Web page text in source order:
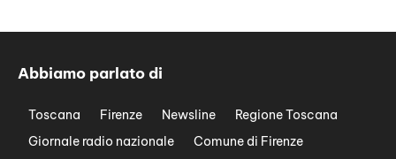
Abbiamo parlato di
Toscana Firenze Newsline
Regione Toscana
Giornale radio nazionale
Comune di Firenze